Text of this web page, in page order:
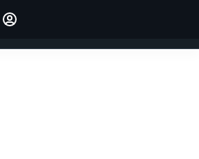
INICIAR SESIÓN